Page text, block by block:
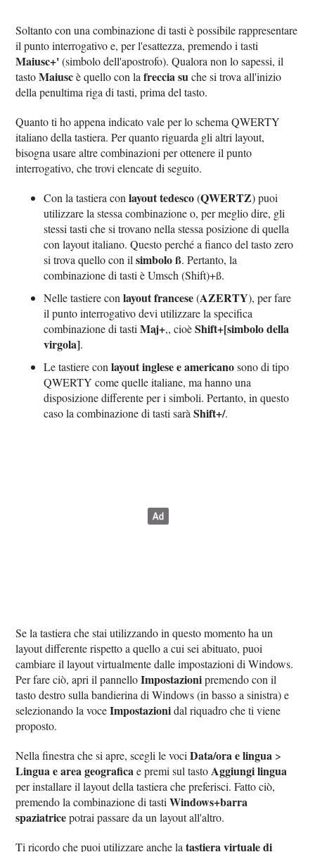
Soltanto con una combinazione di tasti è possibile rappresentare
il punto interrogativo e, per l'esattezza, premendo i tasti
Maiusc+'(simbolo dell'apostrofo). Qualora non lo sapessi, il
tastoMaiuscè quello con lafreccia suche si trova all'inizio
della penultima riga di tasti, prima del tasto.
Quanto ti ho appena indicato vale per lo schema QWERTY
italiano della tastiera. Per quanto riguarda gli altri layout,
bisogna usare altre combinazioni per ottenere il punto
interrogativo, che trovi elencate di seguito.
Con la tastiera conlayout tedesco(QWERTZ) puoi
utilizzare la stessa combinazione o, per meglio dire, gli
stessi tasti che si trovano nella stessa posizione di quella
con layout italiano. Questo perché a fianco del tasto zero
si trova quello con ilsimbolo ß. Pertanto, la
combinazione di tasti è Umsch (Shift)+ß.
Nelle tastiere conlayout francese(AZERTY), per fare
il punto interrogativo devi utilizzare la specifica
combinazione di tastiMaj+,, cioèShift+[simbolo della
virgola].
Le tastiere conlayout inglese e americanosono di tipo
QWERTY come quelle italiane, ma hanno una
disposizione differente per i simboli. Pertanto, in questo
caso la combinazione di tasti saràShift+/.
Se la tastiera che stai utilizzando in questo momento ha un
layout differente rispetto a quello a cui sei abituato, puoi
cambiare il layout virtualmente dalle impostazioni di Windows.
Per fare ciò, apri il pannelloImpostazionipremendo con il
tasto destro sulla bandierina di Windows (in basso a sinistra) e
selezionando la voceImpostazionidal riquadro che ti viene
proposto.
Nella finestra che si apre, scegli le vociData/ora e lingua >
Lingua e area geograficae premi sul tastoAggiungi lingua
per installare il layout della tastiera che preferisci. Fatto ciò,
premendo la combinazione di tastiWindows+barra
spaziatricepotrai passare da un layout all'altro.
Ti ricordo che puoi utilizzare anche latastiera virtuale di